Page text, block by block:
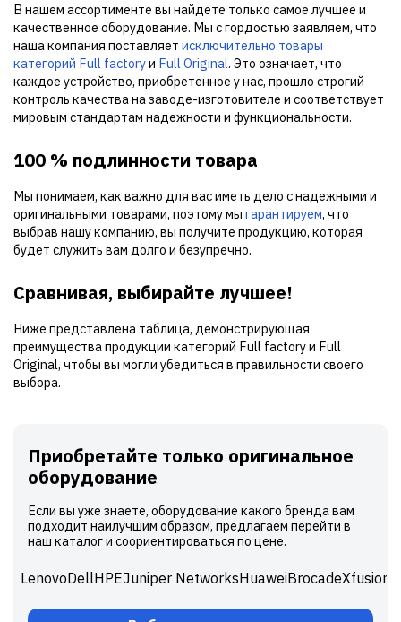
В нашем ассортименте вы найдете только самое лучшее и
качественное оборудование. Мы с гордостью заявляем, что
наша компания поставляет исключительно товары
категорий Full factoryи Full Original. Это означает, что
каждое устройство, приобретенное у нас, прошло строгий
контроль качества на заводе-изготовителе и соответствует
мировым стандартам надежности и функциональности.
100 % подлинности товара
Мы понимаем, как важно для вас иметь дело с надежными и
оригинальными товарами, поэтому мы гарантируем, что
выбрав нашу компанию, вы получите продукцию, которая
будет служить вам долго и безупречно.
Сравнивая, выбирайте лучшее!
Ниже представлена таблица, демонстрирующая
преимущества продукции категорий Full factory и Full
Original, чтобы вы могли убедиться в правильности своего
выбора.
Приобретайте только оригинальное
оборудование
Если вы уже знаете, оборудование какого бренда вам
подходит наилучшим образом, предлагаем перейти в
наш каталог и соориентироваться по цене.
LenovoDellHPEJuniper NetworksHuaweiBrocadeXfusion